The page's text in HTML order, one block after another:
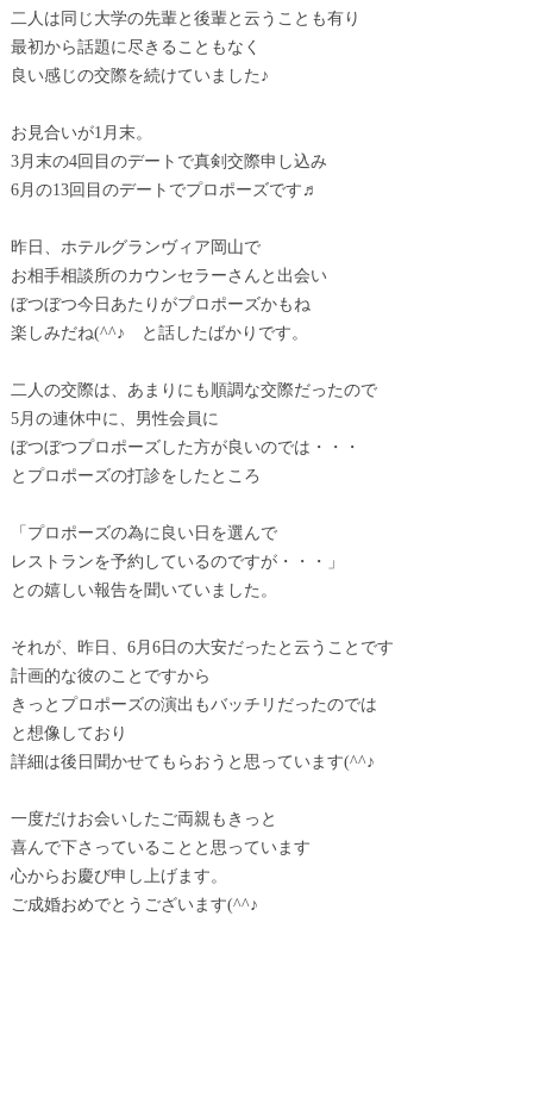
二人は同じ大学の先輩と後輩と云うことも有り
最初から話題に尽きることもなく
良い感じの交際を続けていました♪
お見合いが1月末。
3月末の4回目のデートで真剣交際申し込み
6月の13回目のデートでプロポーズです♬
昨日、ホテルグランヴィア岡山で
お相手相談所のカウンセラーさんと出会い
ぼつぼつ今日あたりがプロポーズかもね
楽しみだね(^^♪ と話したばかりです。
二人の交際は、あまりにも順調な交際だったので
5月の連休中に、男性会員に
ぼつぼつプロポーズした方が良いのでは・・・
とプロポーズの打診をしたところ
「プロポーズの為に良い日を選んで
レストランを予約しているのですが・・・」
との嬉しい報告を聞いていました。
それが、昨日、6月6日の大安だったと云うことです
計画的な彼のことですから
きっとプロポーズの演出もバッチリだったのでは
と想像しており
詳細は後日聞かせてもらおうと思っています(^^♪
一度だけお会いしたご両親もきっと
喜んで下さっていることと思っています
心からお慶び申し上げます。
ご成婚おめでとうございます(^^♪